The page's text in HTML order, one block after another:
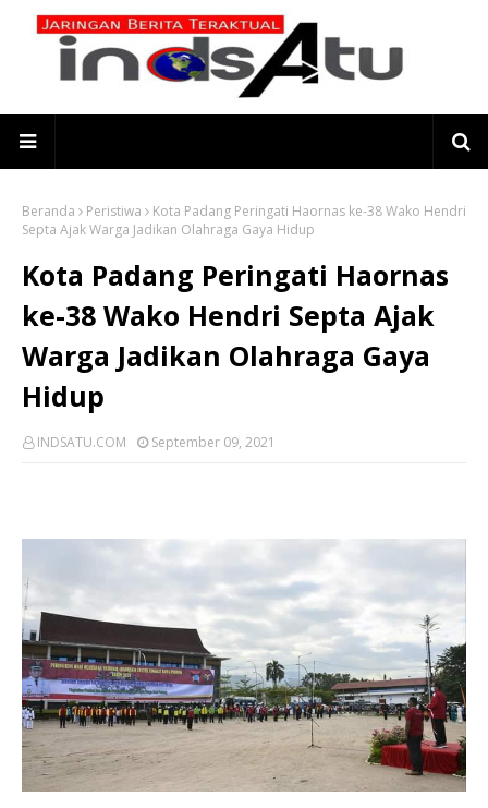
Beranda Peristiwa
Kota Padang Peringati Haornas ke-38 Wako Hendri
Septa Ajak Warga Jadikan Olahraga Gaya Hidup
Kota Padang Peringati Haornas
ke-38 Wako Hendri Septa Ajak
Warga Jadikan Olahraga Gaya
Hidup
INDSATU.COM September 09, 2021